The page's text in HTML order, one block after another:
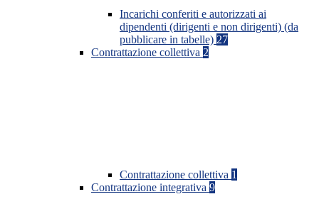
Incarichi conferiti e autorizzati ai
dipendenti (dirigenti e non dirigenti) (da
pubblicare in tabelle) 27
Contrattazione collettiva 2
Contrattazione collettiva 1
Contrattazione integrativa 9